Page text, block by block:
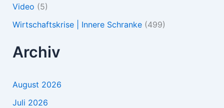
Video (5)
Wirtschaftskrise | Innere Schranke(499)
Archiv
August 2026
Juli 2026